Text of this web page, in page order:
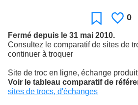
Favori 0
Fermé depuis le 31 mai 2010.
Consultez le comparatif de sites de
continuer à troquer
Site de troc en ligne, échange
Voir le tableau comparatif de
sites de trocs, d'échanges